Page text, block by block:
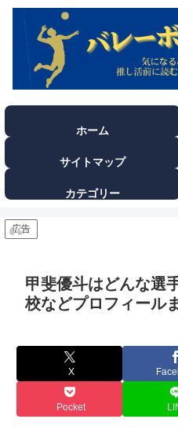
ホーム
サイトマップ
カテゴリー
広告
甲斐優斗はどんな選
校などプロフィール
X
Pocket